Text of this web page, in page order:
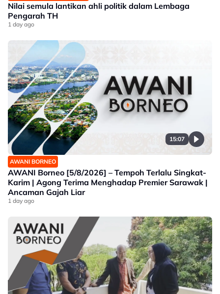
Nilai semula lantikan ahli politik dalam Lembaga
Pengarah TH
1 day ago
15:07
AWANI BORNEO
AWANI Borneo [5/8/2026] – Tempoh Terlalu Singkat-
Karim | Agong Terima Menghadap Premier Sarawak |
Ancaman Gajah Liar
1 day ago